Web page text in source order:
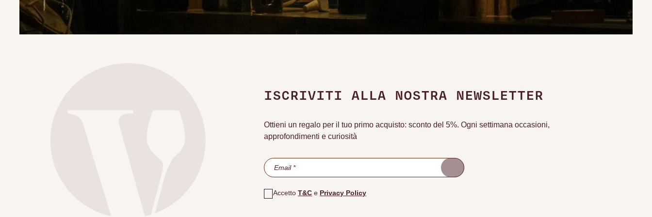
ISCRIVITI ALLA NOSTRA NEWSLETTER
Ottieni un regalo per il tuo primo acquisto: sconto del 5%. Ogni settimana occasioni,
approfondimenti e curiosità
AccettoT&C e Privacy Policy